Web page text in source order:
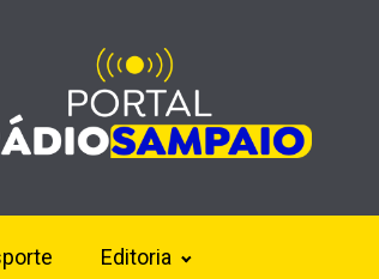
Editoria